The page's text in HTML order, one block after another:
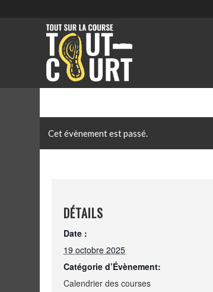
Cet évènement est passé.
DÉTAILS
Date :
19 octobre 2025
Catégorie d’Évènement:
Calendrier des courses